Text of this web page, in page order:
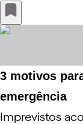
3 motivos
emergência
Imprevistos